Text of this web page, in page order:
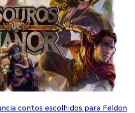
contos escolhidos para Feldon